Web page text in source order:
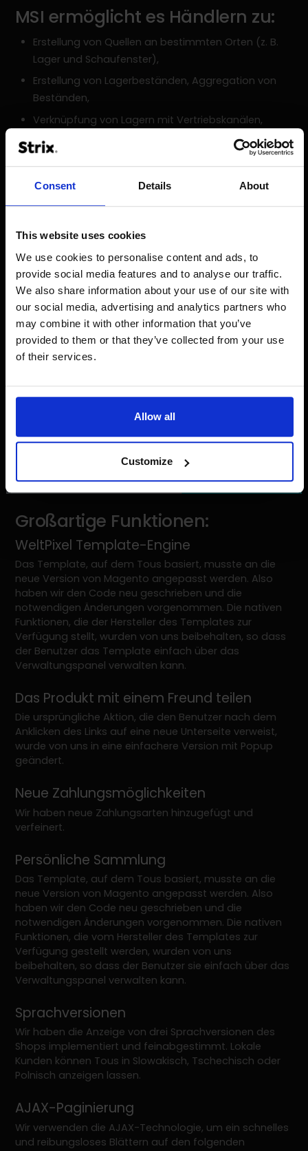
Consent Details About
This website uses cookies
We use cookies to personalise content and ads, to
provide social media features and to analyse our traffic.
We also share information about your use of our site with
our social media, advertising and analytics partners who
may combine it with other information that you’ve
provided to them or that they’ve collected from your use
of their services.
Allow all
Customize
MSI ermöglicht es Händlern zu:
Erstellung von Quellen an bestimmten Orten (z. B.
Lager und Schaufenster),
Erstellung von Lagerbeständen, Aggregation von
Beständen,
Verknüpfung von Lagern mit Vertriebskanälen,
Benachrichtigungen über niedrige/verkaufbare
Lagerbestände, Engpässe im Lager,
Algorithmus-Erweiterungen für eigene Quellen,
Integration mit externen Systemen über MSI-APIs.
Großartige Funktionen:
WeltPixel Template-Engine
Das Template, auf dem Tous basiert, musste an die
neue Version von Magento angepasst werden. Also
haben wir den Code neu geschrieben und die
notwendigen Änderungen vorgenommen. Die nativen
Funktionen, die der Hersteller des Templates zur
Verfügung stellt, wurden von uns beibehalten, so dass
der Benutzer das Template einfach über das
Verwaltungspanel verwalten kann.
Das Produkt mit einem Freund teilen
Die ursprüngliche Aktion, die den Benutzer nach dem
Anklicken des Links auf eine neue Unterseite verweist,
wurde von uns in eine einfachere Version mit Popup
geändert.
Neue Zahlungsmöglichkeiten
Wir haben neue Zahlungsarten hinzugefügt und
verfeinert.
Persönliche Sammlung
Das Template, auf dem Tous basiert, musste an die
neue Version von Magento angepasst werden. Also
haben wir den Code neu geschrieben und die
notwendigen Änderungen vorgenommen. Die nativen
Funktionen, die vom Hersteller des Templates zur
Verfügung gestellt werden, wurden von uns
beibehalten, so dass der Benutzer sie einfach über das
Verwaltungspanel verwalten kann.
Sprachversionen
Wir haben die Anzeige von drei Sprachversionen des
Shops implementiert und feinabgestimmt. Lokale
Kunden können Tous in Slowakisch, Tschechisch oder
Polnisch anzeigen lassen.
AJAX-Paginierung
Wir verwenden die AJAX-Technologie, um ein schnelles
und reibungsloses Blättern auf den folgenden